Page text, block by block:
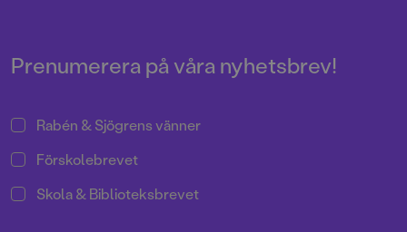
Prenumerera på våra nyhetsbrev!
Rabén & Sjögrens vänner
Förskolebrevet
Skola & Biblioteksbrevet